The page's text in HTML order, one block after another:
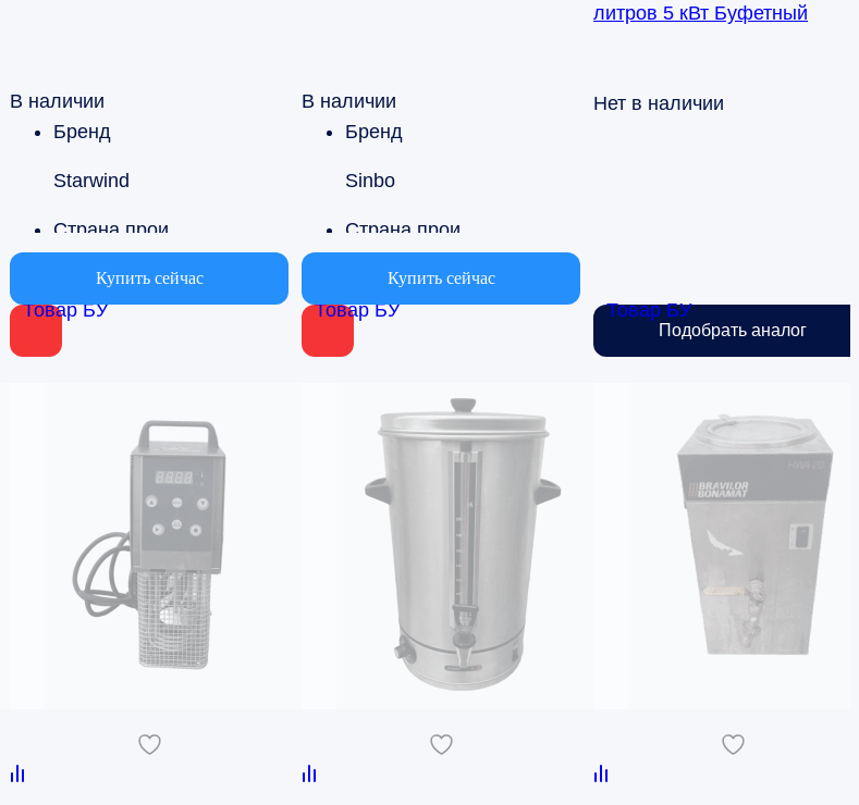
Товар БУ
В наличии
Бренд
Starwind
Китай
Объем
Купить сейчас
Товар БУ
В наличии
Бренд
Sinbo
Турция
Объем
Купить сейчас
Товар БУ
литров 5 кВт Буфетный
Нет в наличии
Подобрать аналог